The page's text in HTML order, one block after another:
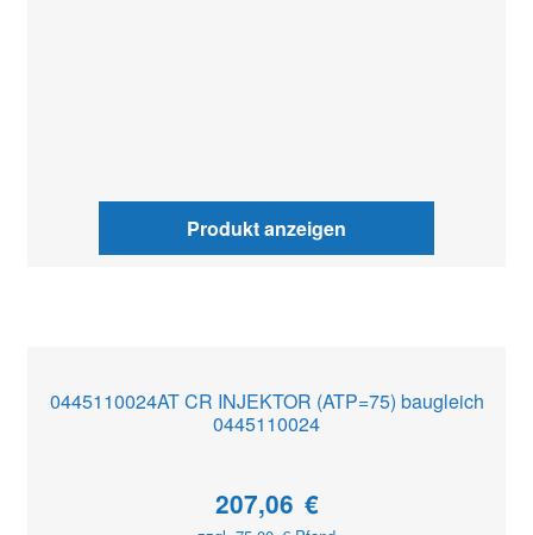
Produkt anzeigen
0445110024AT CR INJEKTOR (ATP=75) baugleich
0445110024
207,06 €